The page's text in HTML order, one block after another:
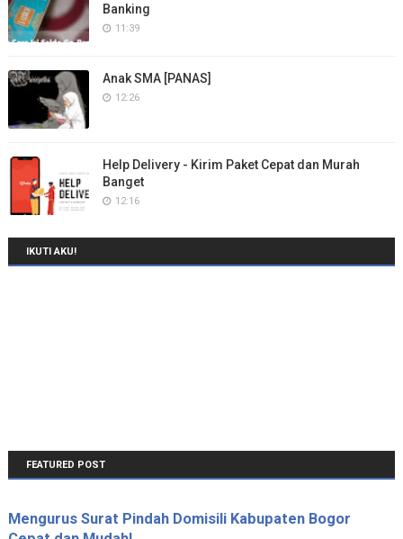
Banking
11:39
Anak SMA [PANAS]
12:26
Help Delivery - Kirim Paket Cepat dan Murah
Banget
12:16
IKUTI AKU!
FEATURED POST
Mengurus Surat Pindah Domisili Kabupaten Bogor